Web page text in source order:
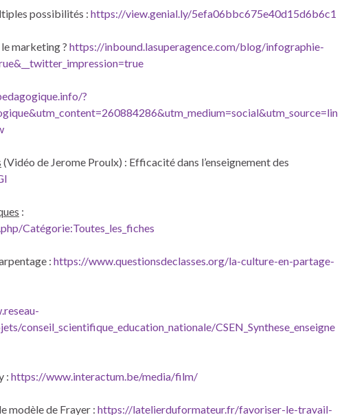
possibilités : https://view.genial.ly/5efa06bbc675e40d15d6b6c1
marketing ? https://inbound.lasuperagence.com/blog/infographie-
?
(Vidéo de Jerome Proulx) : Efficacité dans l’enseignement des
:
Catégorie:Toutes_les_fiches
: https://www.questionsdeclasses.org/la-culture-en-partage-
conseil_scientifique_education_nationale/CSEN_Synthese_enseigne
: https://www.interactum.be/media/film/
modèle de Frayer : https://latelierduformateur.fr/favoriser-le-travail-